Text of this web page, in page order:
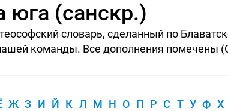
юга (санскр.)
словарь, сделанный по
команды. Все дополнения помечены
Ж З И Й К Л М Н О П Р С Т У Ф Х